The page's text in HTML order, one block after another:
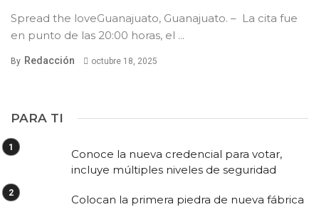
Spread the loveGuanajuato, Guanajuato. – La cita fue
en punto de las 20:00 horas, el ...
By Redacción octubre 18, 2025
PARA TI
Conoce la nueva credencial para votar,
incluye múltiples niveles de seguridad
Colocan la primera piedra de nueva fábrica